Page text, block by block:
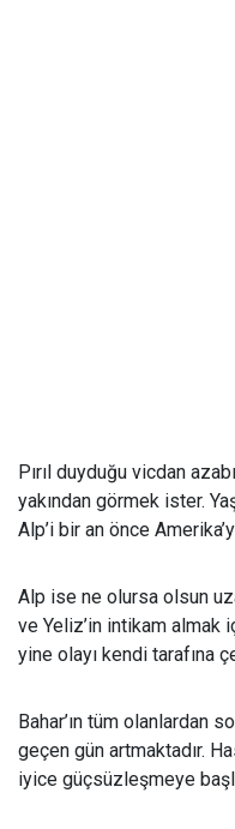
Pırıl duyduğu vicdan
yakından görmek ister.
Alp’i bir an önce
Alp ise ne olursa olsun
ve Yeliz’in intikam almak
yine olayı kendi tarafına
Bahar’ın tüm olanlardan
geçen gün artmaktadır.
iyice güçsüzleşmeye